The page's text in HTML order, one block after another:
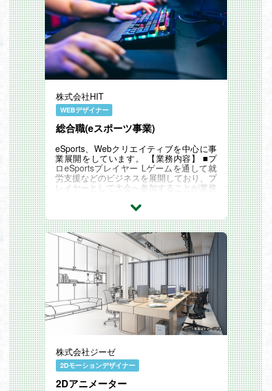
株式会社HIT
WEBデザイナー
総合職(eスポーツ事業)
eSports、Webクリエイティブを中心に事
業展開をしています。 【業務内容】 ■プ
ロeSportsプレイヤー Lゲームを通して就
労支援などのビジネスを展開しており、プ
レイヤーとして大会へ参加することが業務
株式会社ジーゼ
2Dモーションデザイナー
2Dアニメーター